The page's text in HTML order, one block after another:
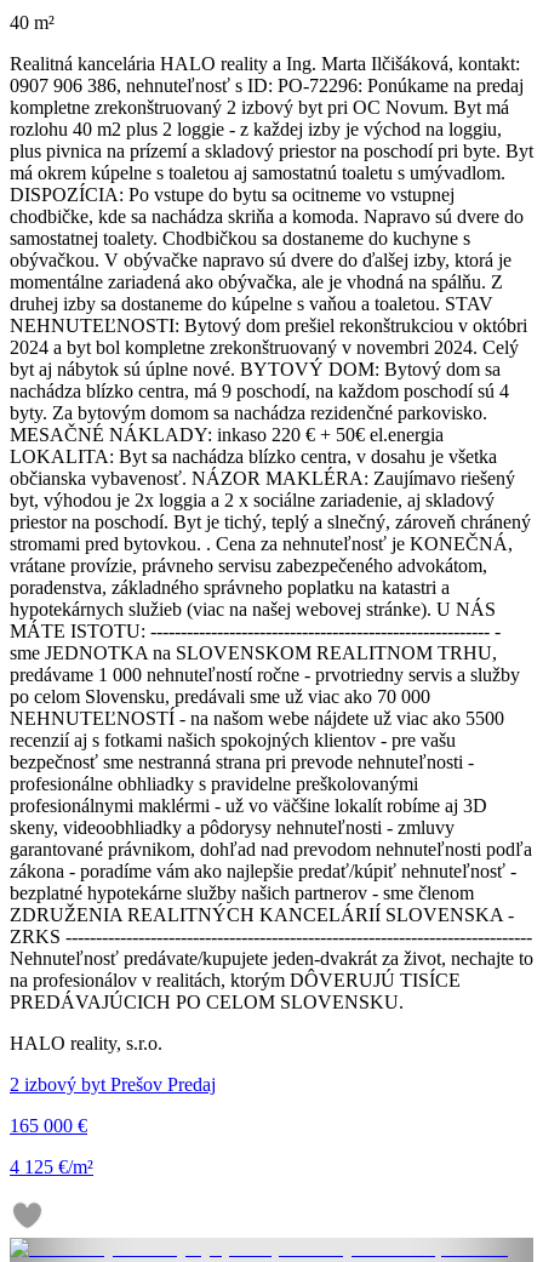
40 m²
Realitná kancelária HALO reality a Ing. Marta Ilčišáková, kontakt:
0907 906 386, nehnuteľnosť s ID: PO-72296: Ponúkame na predaj
kompletne zrekonštruovaný 2 izbový byt pri OC Novum. Byt má
rozlohu 40 m2 plus 2 loggie - z každej izby je východ na loggiu,
plus pivnica na prízemí a skladový priestor na poschodí pri byte. Byt
má okrem kúpelne s toaletou aj samostatnú toaletu s umývadlom.
DISPOZÍCIA: Po vstupe do bytu sa ocitneme vo vstupnej
chodbičke, kde sa nachádza skriňa a komoda. Napravo sú dvere do
samostatnej toalety. Chodbičkou sa dostaneme do kuchyne s
obývačkou. V obývačke napravo sú dvere do ďalšej izby, ktorá je
momentálne zariadená ako obývačka, ale je vhodná na spálňu. Z
druhej izby sa dostaneme do kúpelne s vaňou a toaletou. STAV
NEHNUTEĽNOSTI: Bytový dom prešiel rekonštrukciou v októbri
2024 a byt bol kompletne zrekonštruovaný v novembri 2024. Celý
byt aj nábytok sú úplne nové. BYTOVÝ DOM: Bytový dom sa
nachádza blízko centra, má 9 poschodí, na každom poschodí sú 4
byty. Za bytovým domom sa nachádza rezidenčné parkovisko.
MESAČNÉ NÁKLADY: inkaso 220 € + 50€ el.energia
LOKALITA: Byt sa nachádza blízko centra, v dosahu je všetka
občianska vybavenosť. NÁZOR MAKLÉRA: Zaujímavo riešený
byt, výhodou je 2x loggia a 2 x sociálne zariadenie, aj skladový
priestor na poschodí. Byt je tichý, teplý a slnečný, zároveň chránený
stromami pred bytovkou. . Cena za nehnuteľnosť je KONEČNÁ,
vrátane provízie, právneho servisu zabezpečeného advokátom,
poradenstva, základného správneho poplatku na katastri a
hypotekárnych služieb (viac na našej webovej stránke). U NÁS
MÁTE ISTOTU: -------------------------------------------------------- -
sme JEDNOTKA na SLOVENSKOM REALITNOM TRHU,
predávame 1 000 nehnuteľností ročne - prvotriedny servis a služby
po celom Slovensku, predávali sme už viac ako 70 000
NEHNUTEĽNOSTÍ - na našom webe nájdete už viac ako 5500
recenzií aj s fotkami našich spokojných klientov - pre vašu
bezpečnosť sme nestranná strana pri prevode nehnuteľnosti -
profesionálne obhliadky s pravidelne preškolovanými
profesionálnymi maklérmi - už vo väčšine lokalít robíme aj 3D
skeny, videoobhliadky a pôdorysy nehnuteľnosti - zmluvy
garantované právnikom, dohľad nad prevodom nehnuteľnosti podľa
zákona - poradíme vám ako najlepšie predať/kúpiť nehnuteľnosť -
bezplatné hypotekárne služby našich partnerov - sme členom
ZDRUŽENIA REALITNÝCH KANCELÁRIÍ SLOVENSKA -
ZRKS -----------------------------------------------------------------------------
Nehnuteľnosť predávate/kupujete jeden-dvakrát za život, nechajte to
na profesionálov v realitách, ktorým DÔVERUJÚ TISÍCE
PREDÁVAJÚCICH PO CELOM SLOVENSKU.
HALO reality, s.r.o.
2 izbový byt Prešov Predaj
165 000 €
4 125 €/m²